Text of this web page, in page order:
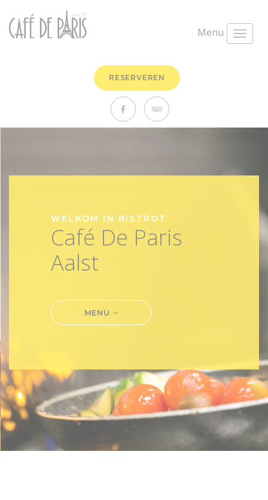
Menu
RESERVEREN
WELKOM IN BISTROT
Café De Paris
Aalst
MENU